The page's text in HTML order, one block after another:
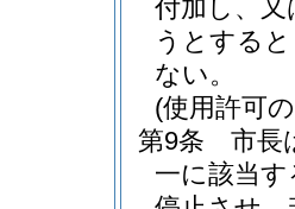
付加し、
うとする
ない。
(使用許可
第9条
市長
一に該当